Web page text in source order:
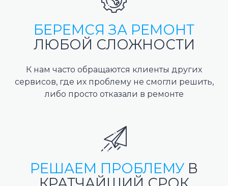
БЕРЕМСЯ ЗА РЕМОНТ
ЛЮБОЙ СЛОЖНОСТИ
К нам часто обращаются клиенты других
сервисов, где их проблему не смогли решить,
либо просто отказали в ремонте
РЕШАЕМ ПРОБЛЕМУ В